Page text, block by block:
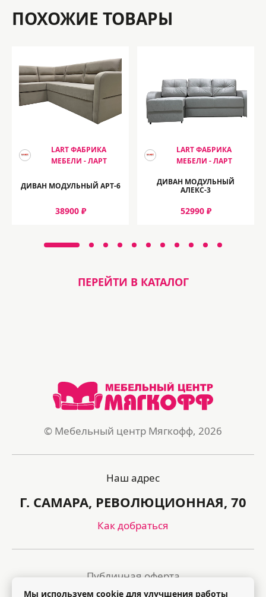
ПОХОЖИЕ ТОВАРЫ
LART ФАБРИКА
МЕБЕЛИ - ЛАРТ
ДИВАН МОДУЛЬНЫЙ АРТ-6
38900 ₽
LART ФАБРИКА
МЕБЕЛИ - ЛАРТ
ДИВАН МОДУЛЬНЫЙ
АЛЕКС-3
52990 ₽
ПЕРЕЙТИ В КАТАЛОГ
© Мебельный центр Мягкофф, 2026
Наш адрес
Г. САМАРА, РЕВОЛЮЦИОННАЯ, 70
Как добраться
Публичная оферта
Мы используем cookie для улучшения работы